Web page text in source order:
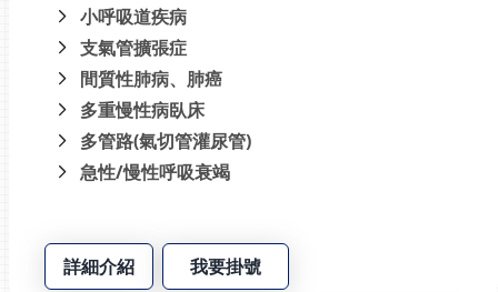
小呼吸道疾病
支氣管擴張症
間質性肺病、肺癌
多重慢性病臥床
多管路(氣切管灌尿管)
急性/慢性呼吸衰竭
詳細介紹 我要掛號